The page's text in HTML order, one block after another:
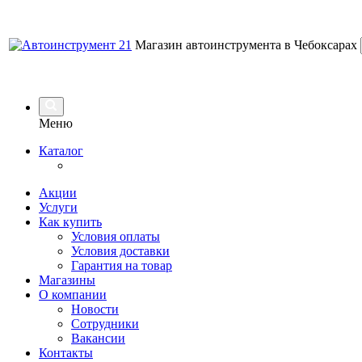
Магазин автоинструмента в Чебоксарах
Меню
Каталог
Акции
Услуги
Как купить
Условия оплаты
Условия доставки
Гарантия на товар
Магазины
О компании
Новости
Сотрудники
Вакансии
Контакты